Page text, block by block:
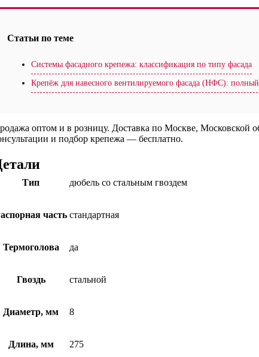
Статьи по теме
Системы фасадного крепежа: классификация по типу фасада
Крепёж для навесного вентилируемого фасада (НФС):
оптом и в розницу. Доставка по Москве, Московской
и подбор крепежа — бесплатно.
Тип дюбель со стальным гвоздем
часть стандартная
Термоголова да
Гвоздь стальной
Диаметр, мм 8
Длина, мм 275